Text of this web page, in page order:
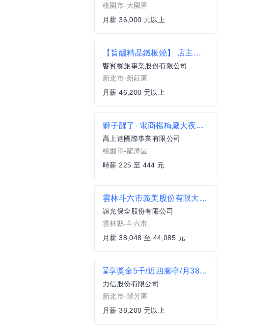
桃園市-大園區
月薪 36,000 元以上
【旨醞精品鐵板燒】 店主任/店副理 起薪46,200_相關經驗者等你來挑戰【新莊區】
饗賓餐旅事業股份有限公司
新北市-新莊區
月薪 46,200 元以上
獅子醒了- 電商楊梅廠大夜班理貨員444-290/可日領.
高上達國際事業有限公司
桃園市-龍潭區
時薪 225 至 444 元
雲林斗六市義美股份有限大門管制哨
誼光保全股份有限公司
雲林縣-斗六市
月薪 38,048 至 44,085 元
⌛享獎金5千/近四腳亭/月38K起【早/中/夜班】電商理貨員 S1
力信股份有限公司
新北市-瑞芳區
月薪 38,200 元以上